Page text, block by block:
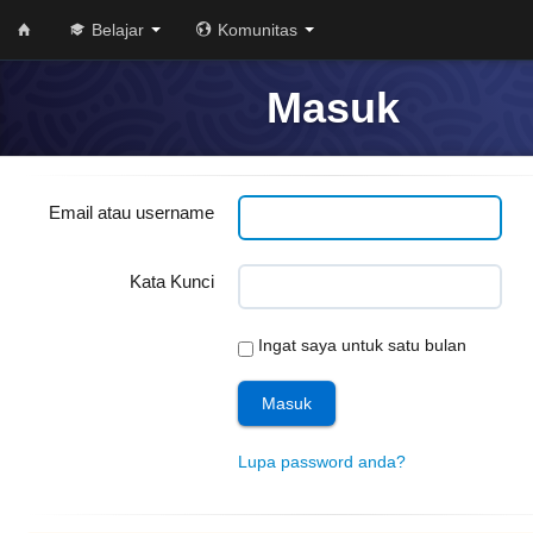
Belajar Komunitas
Masuk
Email atau username
Kata Kunci
Ingat saya untuk satu bulan
Lupa password anda?